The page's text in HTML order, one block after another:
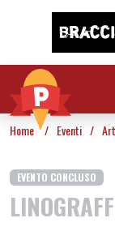
Vai al contenuto
Home / Eventi /
EVENTO CONCLUSO